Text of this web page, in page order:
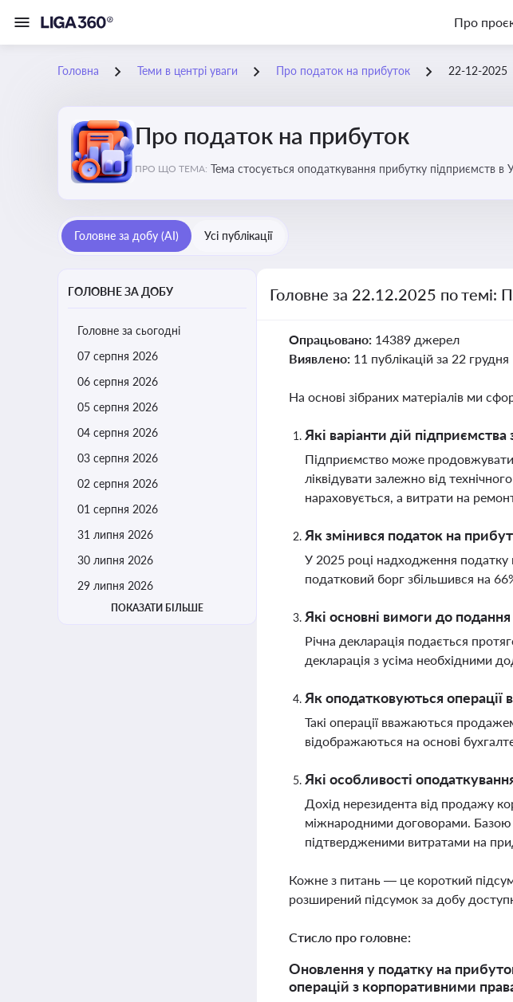
Про
Головна Теми в центрі уваги Про податок на прибуток 22-12-2025
Про податок на прибуток
ПРО ЩО ТЕМА: Тема стосується оподаткування прибутку підприємств в
Головне за добу (AI) Усі публікації
ГОЛОВНЕ ЗА ДОБУ
Головне за сьогодні
07 серпня 2026
06 серпня 2026
05 серпня 2026
04 серпня 2026
03 серпня 2026
02 серпня 2026
01 серпня 2026
31 липня 2026
30 липня 2026
29 липня 2026
ПОКАЗАТИ БІЛЬШЕ
Головне за 22.12.2025 по темі:
Опрацьовано: 14389 джерел
Виявлено: 11 публікацій за 22 грудня
На основі зібраних матеріалів ми
Які варіанти дій
Підприємство може продовжувати
ліквідувати залежно від
нараховується, а витрати на
Як змінився податок на
У 2025 році надходження податку
податковий борг збільшився на
Які основні вимоги до
Річна декларація подається
декларація з усіма необхідними
Як оподатковуються операції
Такі операції вважаються
відображаються на основі
Які особливості
Дохід нерезидента від продажу
міжнародними договорами. Базою
підтвердженими витратами на
Кожне з питань — це короткий
розширений підсумок за добу
Стисло про головне:
Оновлення у податку на
операцій з корпоративними